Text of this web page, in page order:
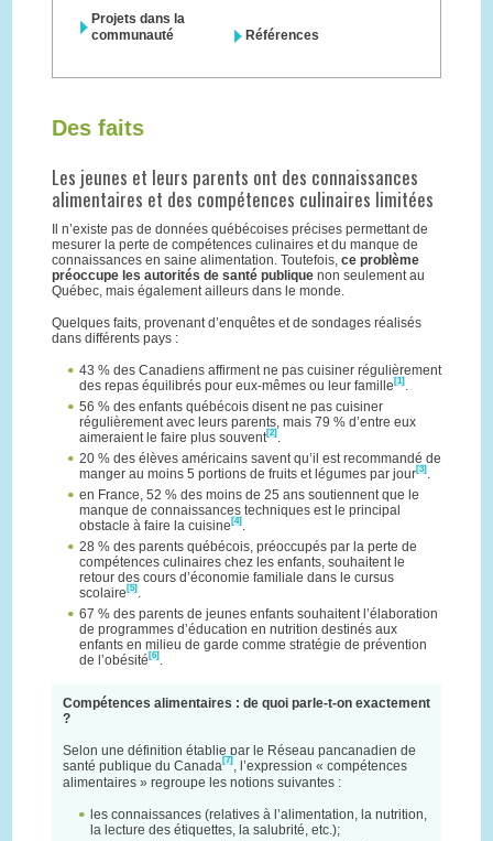
Projets dans la
communauté
Références
Des faits
Les jeunes et leurs parents ont des connaissances
alimentaires et des compétences culinaires limitées
Il n’existe pas de données québécoises précises permettant de
mesurer la perte de compétences culinaires et du manque de
connaissances en saine alimentation. Toutefois, ce problème
préoccupe les autorités de santé publiquenon seulement au
Québec, mais également ailleurs dans le monde.
Quelques faits, provenant d’enquêtes et de sondages réalisés
dans différents pays :
43 % des Canadiens affirment ne pas cuisiner régulièrement
des repas équilibrés pour eux-mêmes ou leur famille [1] .
56 % des enfants québécois disent ne pas cuisiner
régulièrement avec leurs parents, mais 79 % d’entre eux
aimeraient le faire plus souvent[2] .
20 % des élèves américains savent qu’il est recommandé de
manger au moins 5 portions de fruits et légumes par jour[3] .
en France, 52 % des moins de 25 ans soutiennent que le
manque de connaissances techniques est le principal
obstacle à faire la cuisine [4] .
28 % des parents québécois, préoccupés par la perte de
compétences culinaires chez les enfants, souhaitent le
retour des cours d’économie familiale dans le cursus
scolaire [5] .
67 % des parents de jeunes enfants souhaitent l’élaboration
de programmes d’éducation en nutrition destinés aux
enfants en milieu de garde comme stratégie de prévention
de l’obésité [6] .
Compétences alimentaires : de quoi parle-t-on exactement
?
Selon une définition établie par le Réseau pancanadien de
santé publique du Canada [7] , l’expression « compétences
alimentaires » regroupe les notions suivantes :
les connaissances (relatives à l’alimentation, la nutrition,
la lecture des étiquettes, la salubrité, etc.);